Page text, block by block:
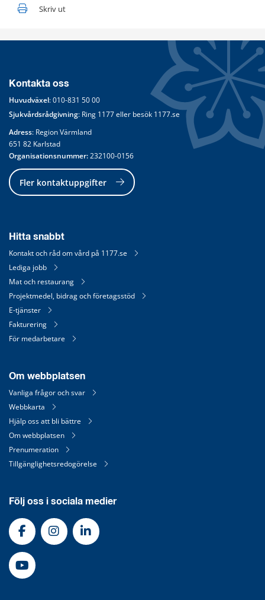
Skriv ut
Kontakta oss
Huvudväxel: 010-831 50 00
Sjukvårdsrådgivning: Ring 1177 eller besök 1177.se
Adress: Region Värmland
651 82 Karlstad
Organisationsnummer: 232100-0156
Fler kontaktuppgifter
Hitta snabbt
Kontakt och råd om vård på 1177.se
Lediga jobb
Mat och restaurang
Projektmedel, bidrag och företagsstöd
E-tjänster
Fakturering
För medarbetare
Om webbplatsen
Vanliga frågor och svar
Webbkarta
Hjälp oss att bli bättre
Om webbplatsen
Prenumeration
Tillgänglighetsredogörelse
Följ oss i sociala medier